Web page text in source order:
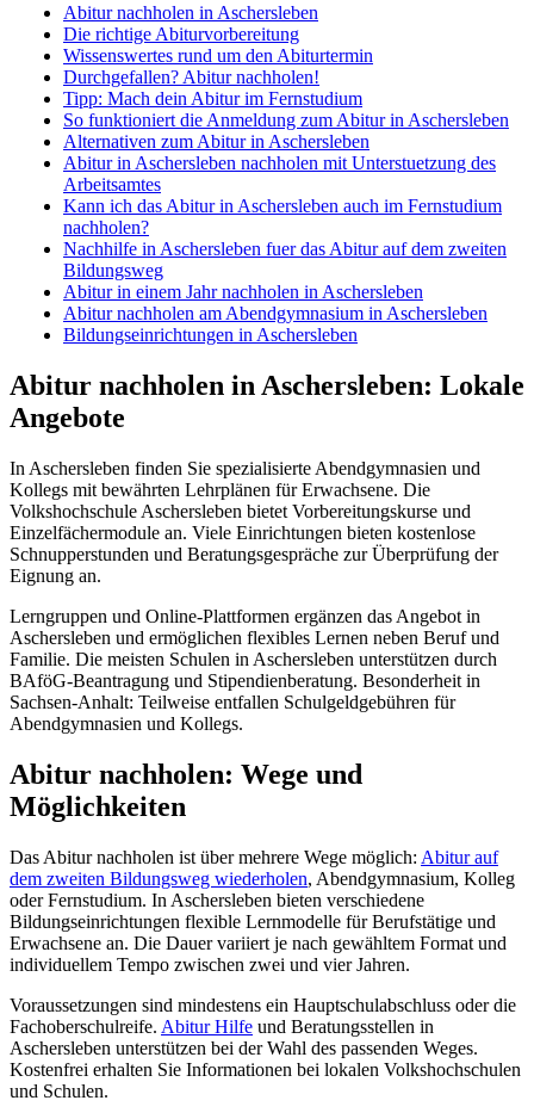
Abitur nachholen in Aschersleben
Die richtige Abiturvorbereitung
Wissenswertes rund um den Abiturtermin
Durchgefallen? Abitur nachholen!
Tipp: Mach dein Abitur im Fernstudium
So funktioniert die Anmeldung zum Abitur in Aschersleben
Alternativen zum Abitur in Aschersleben
Abitur in Aschersleben nachholen mit Unterstuetzung des
Arbeitsamtes
Kann ich das Abitur in Aschersleben auch im Fernstudium
nachholen?
Nachhilfe in Aschersleben fuer das Abitur auf dem zweiten
Bildungsweg
Abitur in einem Jahr nachholen in Aschersleben
Abitur nachholen am Abendgymnasium in Aschersleben
Bildungseinrichtungen in Aschersleben
Abitur nachholen in Aschersleben: Lokale
Angebote
In Aschersleben finden Sie spezialisierte Abendgymnasien und
Kollegs mit bewährten Lehrplänen für Erwachsene. Die
Volkshochschule Aschersleben bietet Vorbereitungskurse und
Einzelfächermodule an. Viele Einrichtungen bieten kostenlose
Schnupperstunden und Beratungsgespräche zur Überprüfung der
Eignung an.
Lerngruppen und Online-Plattformen ergänzen das Angebot in
Aschersleben und ermöglichen flexibles Lernen neben Beruf und
Familie. Die meisten Schulen in Aschersleben unterstützen durch
BAföG-Beantragung und Stipendienberatung. Besonderheit in
Sachsen-Anhalt: Teilweise entfallen Schulgeldgebühren für
Abendgymnasien und Kollegs.
Abitur nachholen: Wege und
Möglichkeiten
Das Abitur nachholen ist über mehrere Wege möglich: Abitur auf
dem zweiten Bildungsweg wiederholen, Abendgymnasium, Kolleg
oder Fernstudium. In Aschersleben bieten verschiedene
Bildungseinrichtungen flexible Lernmodelle für Berufstätige und
Erwachsene an. Die Dauer variiert je nach gewähltem Format und
individuellem Tempo zwischen zwei und vier Jahren.
Voraussetzungen sind mindestens ein Hauptschulabschluss oder die
Fachoberschulreife. Abitur Hilfe und Beratungsstellen in
Aschersleben unterstützen bei der Wahl des passenden Weges.
Kostenfrei erhalten Sie Informationen bei lokalen Volkshochschulen
und Schulen.